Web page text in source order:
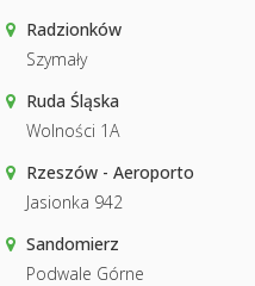
Radzionków
Szymały
Ruda Śląska
Wolności 1A
Rzeszów - Aeroporto
Jasionka 942
Sandomierz
Podwale Górne